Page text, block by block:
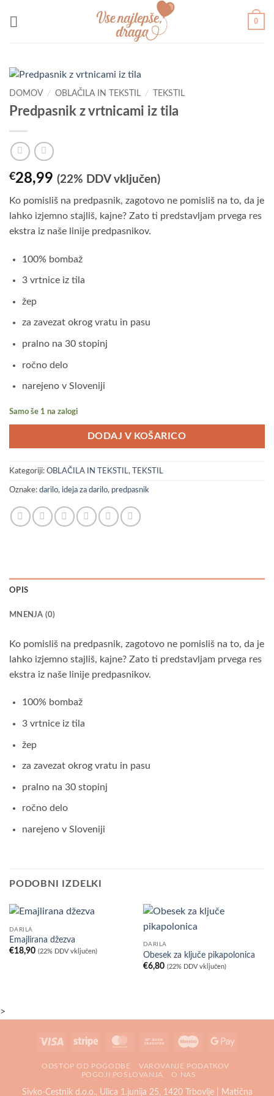
0
DOMOV / OBLAČILA IN TEKSTIL / TEKSTIL
Predpasnik z vrtnicami iz tila
€28,99 (22% DDV vključen)
Ko pomisliš na predpasnik, zagotovo ne pomisliš na to, da je
lahko izjemno stajliš, kajne? Zato ti predstavljam prvega res
ekstra iz naše linije predpasnikov.
100% bombaž
3 vrtnice iz tila
žep
za zavezat okrog vratu in pasu
pralno na 30 stopinj
ročno delo
narejeno v Sloveniji
Samo še 1 na zalogi
DODAJ V KOŠARICO
Kategoriji: OBLAČILA IN TEKSTIL , TEKSTIL
Oznake: darilo, ideja za darilo, predpasnik
OPIS
MNENJA (0)
Ko pomisliš na predpasnik, zagotovo ne pomisliš na to, da je
lahko izjemno stajliš, kajne? Zato ti predstavljam prvega res
ekstra iz naše linije predpasnikov.
100% bombaž
3 vrtnice iz tila
žep
za zavezat okrog vratu in pasu
pralno na 30 stopinj
ročno delo
narejeno v Sloveniji
PODOBNI IZDELKI
DARILA
Emajlirana džezva
€18,90 (22% DDV vključen)
DARILA
Obesek za ključe pikapolonica
€6,80 (22% DDV vključen)
>
Visa Stripe MasterCardBank
Maestro Google
ODSTOP OD POGODBE
VAROVANJE PODATKOV
POGOJI POSLOVANJA
O NAS
Sivko-Cestnik d.o.o., Ulica 1.junija 25, 1420 Trbovlje | Matična